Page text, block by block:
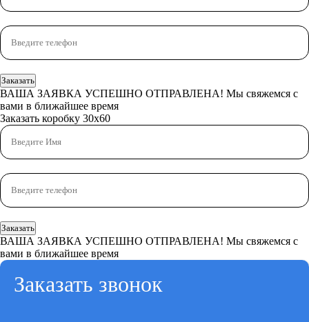
Заказать
ВАША ЗАЯВКА УСПЕШНО ОТПРАВЛЕНА! Мы свяжемся с
вами в ближайшее время
Заказать коробку 30x60
Заказать
ВАША ЗАЯВКА УСПЕШНО ОТПРАВЛЕНА! Мы свяжемся с
вами в ближайшее время
Заказать звонок